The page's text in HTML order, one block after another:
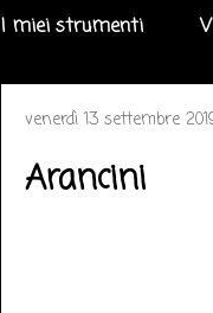
I miei strumenti
venerdì 13 settembre
Arancini